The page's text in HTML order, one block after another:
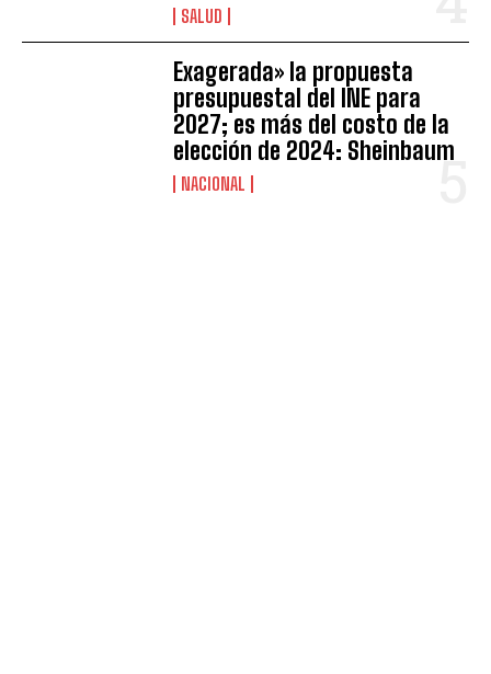
SALUD
Exagerada» la propuesta
presupuestal del INE para
2027; es más del costo de la
elección de 2024: Sheinbaum
NACIONAL